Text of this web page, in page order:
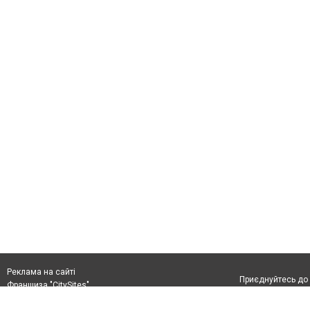
Реклама на сайті
Франшиза "CitySites"
Приєднуйтесь до